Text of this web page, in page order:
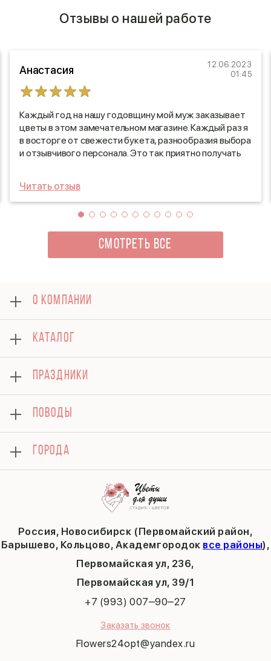
Отзывы о нашей работе
Анастасия
12.06.2023
01:45
Каждый год на нашу годовщину мой муж заказывает
цветы в этом замечательном магазине. Каждый раз я
в восторге от свежести букета, разнообразия выбора
и отзывчивого персонала. Это так приятно получать
дождаться следующего года, чтобы вновь
порадоваться вашим шикарным композициям!
Читать отзыв
СМОТРЕТЬ ВСЕ
Россия, Новосибирск (Первомайский район,
Барышево, Кольцово, Академгородок все районы),
Первомайская ул, 236,
​Первомайская ул, 39/1
+7 (993) 007‒90‒27
Заказать звонок
Flowers24opt@yandex.ru
О КОМПАНИИ
Оплата
Отзывы
Блог
Гарантии
Доставка
Вопросы и ответы
Политика конфиденциальности
Публичная оферта
КАТАЛОГ
Букеты
Композиции
Подарки
Хризантемы
Комбо-предложения
Тюльпаны
ПРАЗДНИКИ
14 февраля
День матери
1 сентября
День учителя
Пасха
9 мая
ПОВОДЫ
ГОРОДА